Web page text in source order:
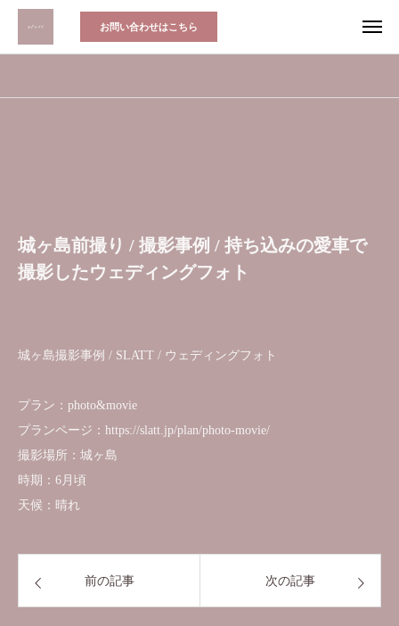
お問い合わせはこちら
城ヶ島前撮り / 撮影事例 / 持ち込みの愛車で
撮影したウェディングフォト
城ヶ島撮影事例 / SLATT / ウェディングフォト
プラン：photo&movie
プランページ：https://slatt.jp/plan/photo-movie/
撮影場所：城ヶ島
時期：6月頃
天候：晴れ
前の記事 次の記事